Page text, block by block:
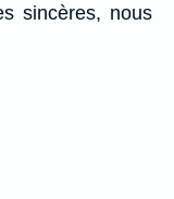
sincères, nous